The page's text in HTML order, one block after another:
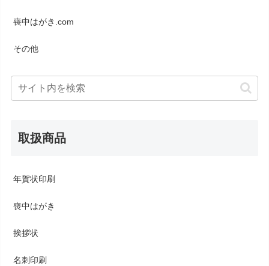
喪中はがき.com
その他
取扱商品
年賀状印刷
喪中はがき
挨拶状
名刺印刷